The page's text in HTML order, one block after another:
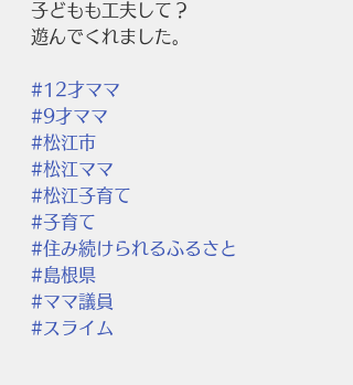
子どもも工夫して？
遊んでくれました。
#12才ママ
#9才ママ
#松江市
#松江ママ
#松江子育て
#子育て
#住み続けられるふるさと
#島根県
#ママ議員
#スライム